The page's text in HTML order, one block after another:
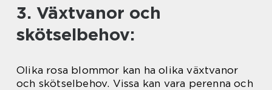
3. Växtvanor och
skötselbehov:
Olika rosa blommor kan ha olika växtvanor
och skötselbehov. Vissa kan vara perenna och